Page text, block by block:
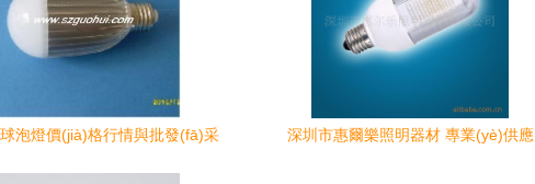
泡燈價(jià)格行情與批發(fā)采
深圳市惠爾樂照明器材 專業(yè)供應